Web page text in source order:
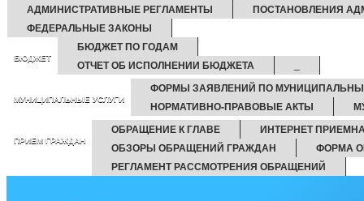
АДМИНИСТРАТИВНЫЕ РЕГЛАМЕНТЫ
ПОСТАНОВЛЕНИЯ
ФЕДЕРАЛЬНЫЕ ЗАКОНЫ
БЮДЖЕТ
БЮДЖЕТ ПО ГОДАМ
ОТЧЕТ ОБ ИСПОЛНЕНИИ БЮДЖЕТА
МУНИЦИПАЛЬНЫЕ УСЛУГИ
ФОРМЫ ЗАЯВЛЕНИЙ ПО
НОРМАТИВНО-ПРАВОВЫЕ АКТЫ
ПРИЕМ ГРАЖДАН
ОБРАЩЕНИЕ К ГЛАВЕ
ИНТЕРНЕТ
ОБЗОРЫ ОБРАЩЕНИЙ ГРАЖДАН
ФОРМА
РЕГЛАМЕНТ РАССМОТРЕНИЯ ОБРАЩЕНИЙ